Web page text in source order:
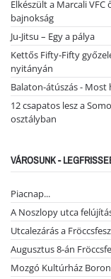
Elkészült a Marcali
bajnokság
Ju-Jitsu – Egy a pálya
Kettős Fifty-Fifty
nyitányán
Balaton-átúszás -
12 csapatos lesz a
osztályban
VÁROSUNK -
Piacnap...
A Noszlopy utca
Utcalezárás a
Augusztus 8-án
Mozgó Kultúrház